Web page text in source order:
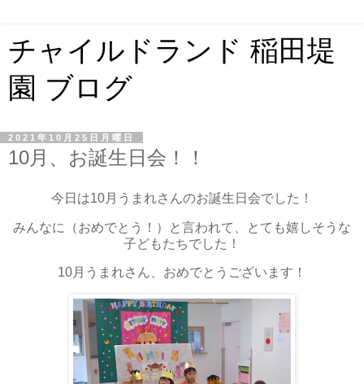
チャイルドランド 稲田堤
園 ブログ
2021年10月25日月曜日
10月、お誕生日会！！
今日は10月うまれさんのお誕生日会でした！
みんなに（おめでとう！）と言われて、とても嬉しそうな
子どもたちでした！
10月うまれさん、おめでとうございます！